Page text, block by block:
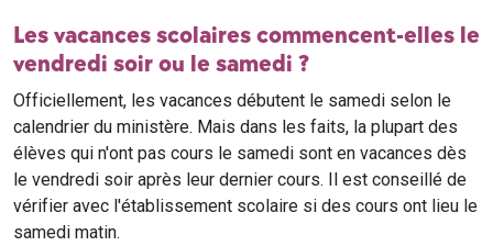
Les vacances scolaires commencent-elles le
vendredi soir ou le samedi ?
Officiellement, les vacances débutent le samedi selon le
calendrier du ministère. Mais dans les faits, la plupart des
élèves qui n'ont pas cours le samedi sont en vacances dès
le vendredi soir après leur dernier cours. Il est conseillé de
vérifier avec l'établissement scolaire si des cours ont lieu le
samedi matin.